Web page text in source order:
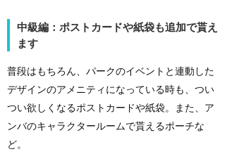
中級編：ポストカードや紙袋も追加で貰え
ます
普段はもちろん、パークのイベントと連動した
デザインのアメニティになっている時も、つい
つい欲しくなるポストカードや紙袋。また、ア
ンバのキャラクタールームで貰えるポーチな
ど。